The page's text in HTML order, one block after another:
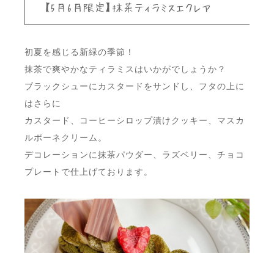
【5月6月限定】抹茶ティラミスエクレア
初夏を感じる新緑の季節！
抹茶で爽やかなティラミスはいかがでしょうか？
ブラックシューにカスタードをサンドし、フタの上に
はさらに
カスタード、コーヒーシロップ漬けクッキー、マスカ
ルポーネクリーム。
デコレーションに抹茶パウダー、ラズベリー、チョコ
プレートで仕上げております。